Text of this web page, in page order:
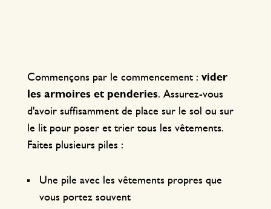
Commençons par le commencement : vider
les armoires et penderies. Assurez-vous
d'avoir suffisamment de place sur le sol ou sur
le lit pour poser et trier tous les vêtements.
Faites plusieurs piles :
Une pile avec les vêtements propres que
vous portez souvent